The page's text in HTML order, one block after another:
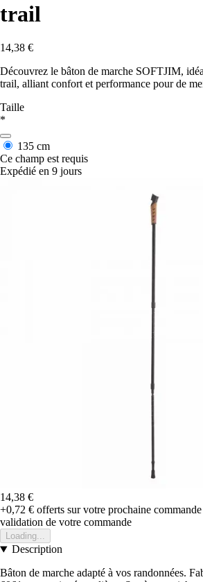
trail
14,38 €
Découvrez le bâton de marche SOFTJIM,
trail, alliant confort et performance pour de
Taille
*
135 cm
Ce champ est requis
Expédié en 9 jours
14,38 €
+0,72 € offerts sur votre prochaine commande
validation de votre commande
Loading...
Description
Bâton de marche adapté à vos randonnées.